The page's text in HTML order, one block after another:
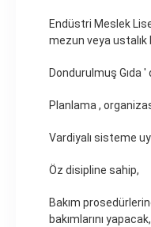
Endüstri Meslek
mezun veya ustalık
Dondurulmuş Gıda
Planlama ,
Vardiyalı sisteme
Öz disipline sahip,
Bakım
bakımlarını yapacak,